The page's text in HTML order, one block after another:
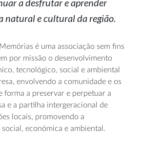
a desfrutar e aprender
natural e cultural da região.
é uma associação sem fins
por missão o desenvolvimento
tecnológico, social e ambiental
envolvendo a comunidade e os
forma a preservar e perpetuar a
e a partilha intergeracional de
locais, promovendo a
económica e ambiental.